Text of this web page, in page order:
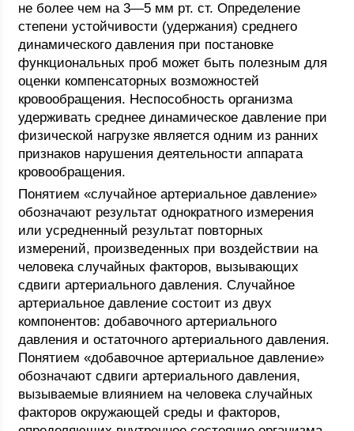
не более чем на 3—5 мм рт. ст. Определение
степени устойчивости (удержания) среднего
динамического давления при постановке
функциональных проб может быть полезным для
оценки компенсаторных возможностей
кровообращения. Неспособность организма
удерживать среднее динамическое давление при
физической нагрузке является одним из ранних
признаков нарушения деятельности аппарата
кровообращения.
Понятием «случайное артериальное давление»
обозначают результат однократного измерения
или усредненный результат повторных
измерений, произведенных при воздействии на
человека случайных факторов, вызывающих
сдвиги артериального давления. Случайное
артериальное давление состоит из двух
компонентов: добавочного артериального
давления и остаточного артериального давления.
Понятием «добавочное артериальное давление»
обозначают сдвиги артериального давления,
вызываемые влиянием на человека случайных
факторов окружающей среды и факторов,